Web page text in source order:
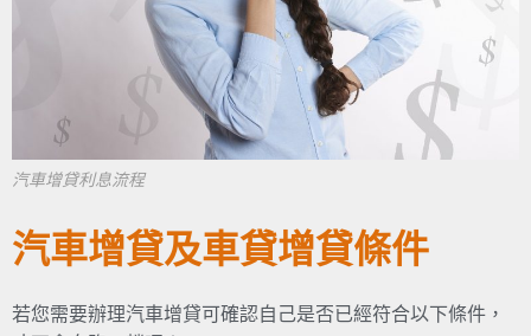
汽車增貸利息流程
汽車增貸及車貸增貸條件
若您需要辦理汽車增貸可確認自己是否已經符合以下條件，